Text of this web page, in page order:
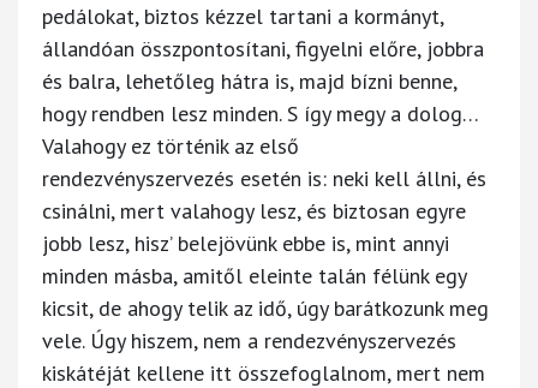
pedálokat, biztos kézzel tartani a kormányt,
állandóan összpontosítani, figyelni előre, jobbra
és balra, lehetőleg hátra is, majd bízni benne,
hogy rendben lesz minden. S így megy a dolog…
Valahogy ez történik az első
rendezvényszervezés esetén is: neki kell állni, és
csinálni, mert valahogy lesz, és biztosan egyre
jobb lesz, hisz’ belejövünk ebbe is, mint annyi
minden másba, amitől eleinte talán félünk egy
kicsit, de ahogy telik az idő, úgy barátkozunk meg
vele. Úgy hiszem, nem a rendezvényszervezés
kiskátéját kellene itt összefoglalnom, mert nem